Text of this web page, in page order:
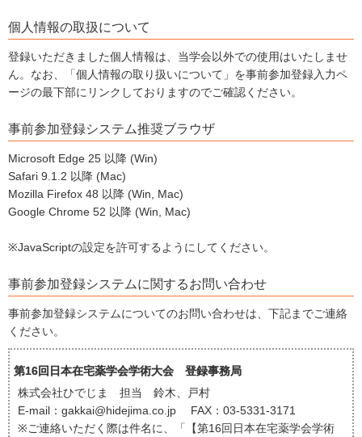
個人情報の取扱について
登録いただきました個人情報は、当学会以外での使用はいたしませ
ん。なお、「個人情報の取り扱いについて」を事前参加登録入力ペ
ージの最下部にリンクしておりますのでご確認ください。
事前参加登録システム推奨ブラウザ
Microsoft Edge 25 以降 (Win)
Safari 9.1.2 以降 (Mac)
Mozilla Firefox 48 以降 (Win, Mac)
Google Chrome 52 以降 (Win, Mac)
※JavaScriptの設定を許可するようにしてください。
事前参加登録システムに関するお問い合わせ
事前参加登録システムについてのお問い合わせは、下記までご連絡
ください。
第16回日本在宅薬学会学術大会 登録事務局
株式会社ひでじま 担当 鈴木、戸村
E-mail：gakkai@hidejima.co.jp FAX：03-5331-3171
※ご連絡いただく際は件名に、「【第16回日本在宅薬学会学術